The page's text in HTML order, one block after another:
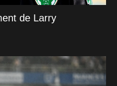
de Larry